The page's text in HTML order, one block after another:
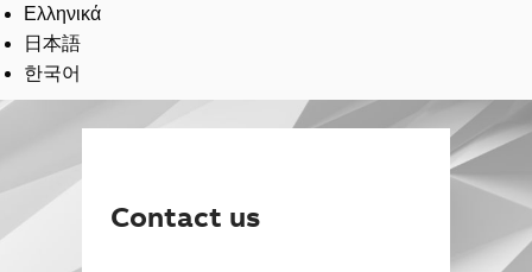
Ελληνικά
日本語
한국어
Contact us